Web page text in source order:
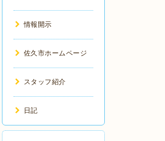
情報開示
佐久市ホームページ
スタッフ紹介
日記